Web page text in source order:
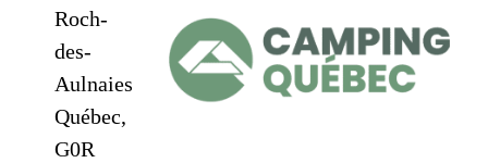
Roch-
des-
Aulnaies
Québec,
G0R